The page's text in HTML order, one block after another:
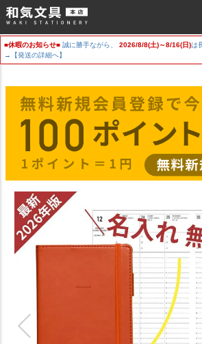
■休暇のお知らせ■ 誠に勝手ながら、 2026/8/8(土)～8/16(日)は
→【発送の詳細へ】